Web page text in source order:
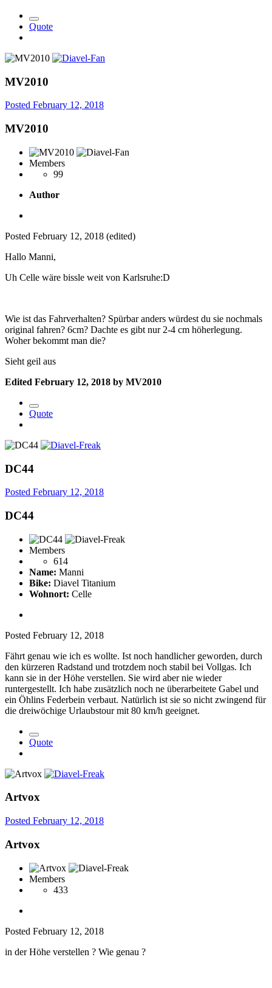
Quote
MV2010
Posted February 12, 2018
MV2010
Members
99
Author
Posted February 12, 2018 (edited)
Hallo Manni,
Uh Celle wäre bissle weit von Karlsruhe:D
Wie ist das Fahrverhalten? Spürbar anders würdest du sie nochmals
original fahren? 6cm? Dachte es gibt nur 2-4 cm höherlegung.
Woher bekommt man die?
Sieht geil aus
Edited February 12, 2018 by MV2010
Quote
DC44
Posted February 12, 2018
DC44
Members
614
Name: Manni
Bike: Diavel Titanium
Wohnort: Celle
Posted February 12, 2018
Fährt genau wie ich es wollte. Ist noch handlicher geworden, durch
den kürzeren Radstand und trotzdem noch stabil bei Vollgas. Ich
kann sie in der Höhe verstellen. Sie wird aber nie wieder
runtergestellt. Ich habe zusätzlich noch ne überarbeitete Gabel und
ein Öhlins Federbein verbaut. Natürlich ist sie so nicht zwingend für
die dreiwöchige Urlaubstour mit 80 km/h geeignet.
Quote
Artvox
Posted February 12, 2018
Artvox
Members
433
Posted February 12, 2018
in der Höhe verstellen ? Wie genau ?